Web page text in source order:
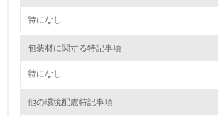
境対策を理解し、実践している
環境活動に関する規格やプログラムを導入している
特になし
包装材に関する特記事項
特になし
他の環境配慮特記事項